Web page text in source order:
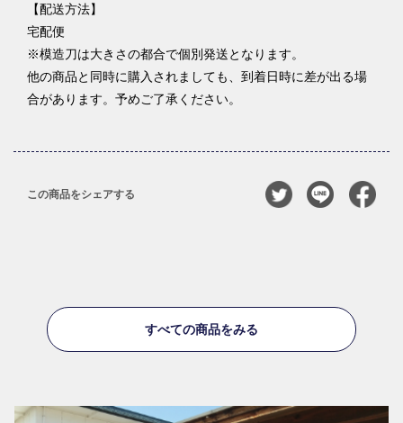
【配送方法】
宅配便
※模造刀は大きさの都合で個別発送となります。
他の商品と同時に購入されましても、到着日時に差が出る場
合があります。予めご了承ください。
この商品をシェアする
すべての商品をみる